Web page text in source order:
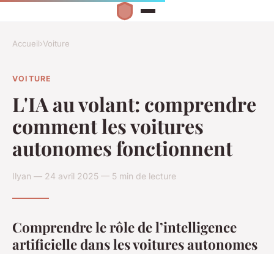
Accueil›Voiture
VOITURE
L'IA au volant: comprendre
comment les voitures
autonomes fonctionnent
Ilyan — 24 avril 2025 — 5 min de lecture
Comprendre le rôle de l’intelligence
artificielle dans les voitures autonomes